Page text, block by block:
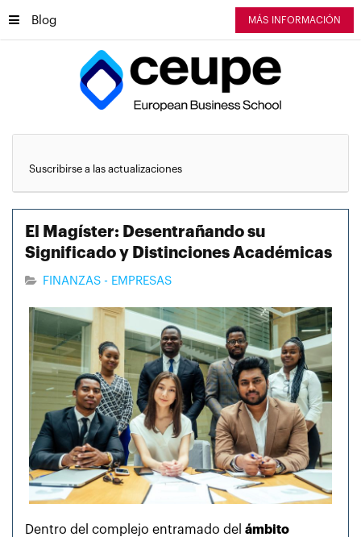
Blog MÁS INFORMACIÓN
Suscribirse a las actualizaciones
El Magíster: Desentrañando su
Significado y Distinciones Académicas
FINANZAS - EMPRESAS
Dentro del complejo entramado del ámbito